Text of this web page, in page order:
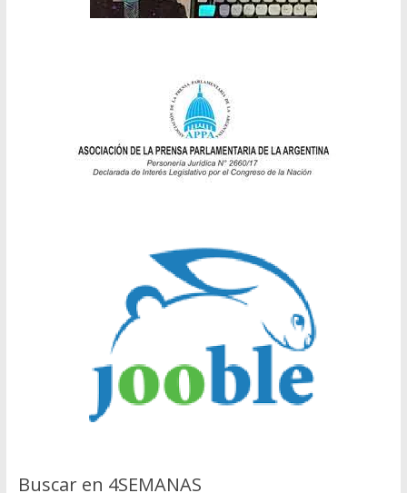
Buscar en 4SEMANAS